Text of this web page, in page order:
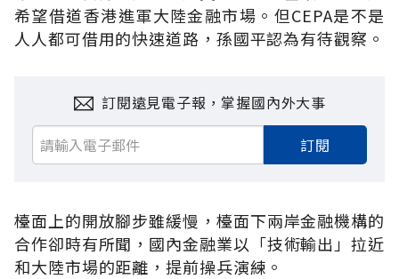
希望借道香港進軍大陸金融市場。但CEPA是不是
人人都可借用的快速道路，孫國平認為有待觀察。
訂閱遠見電子報，掌握國內外大事
訂閱
檯面上的開放腳步雖緩慢，檯面下兩岸金融機構的
合作卻時有所聞，國內金融業以「技術輸出」拉近
和大陸市場的距離，提前操兵演練。